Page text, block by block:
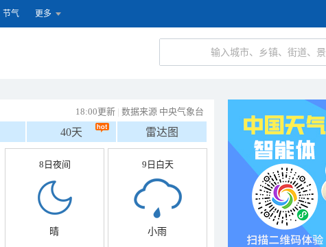
节气 更多
18:00更新 | 数据来源 中央气象台
40天 雷达图
8日夜间
晴
9日白天
小雨